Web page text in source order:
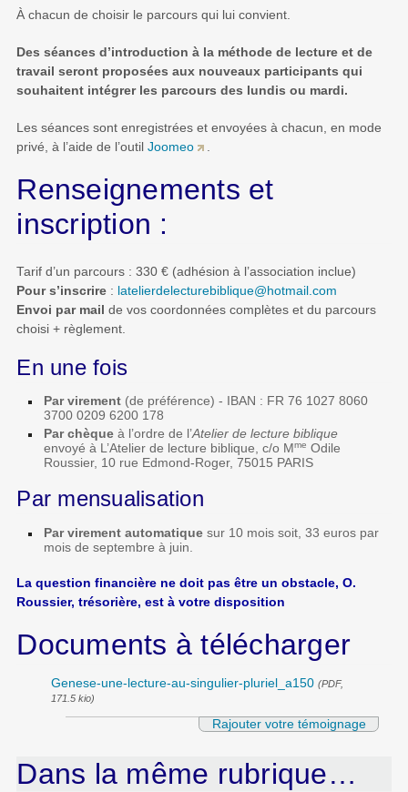
À chacun de choisir le parcours qui lui convient.
Des séances d’introduction à la méthode de lecture et de
travail seront proposées aux nouveaux participants qui
souhaitent intégrer les parcours des lundis ou mardi.
Les séances sont enregistrées et envoyées à chacun, en mode
privé, à l’aide de l’outilJoomeo
Renseignements et
inscription :
Tarif d’un parcours : 330 € (adhésion à l’association inclue)
Pour s’inscrire : latelierdelecturebiblique@ hotmail.com
Envoi par mail de vos coordonnées complètes et du parcours
choisi + règlement.
En une fois
Par virement (de préférence) - IBAN : FR 76 1027 8060
3700 0209 6200 178
Par chèqueà l’ordre de l’Atelier de lecture biblique
envoyé à L’Atelier de lecture biblique, c/o Mme Odile
Roussier, 10 rue Edmond-Roger, 75015 PARIS
Par mensualisation
Par virement automatique sur 10 mois soit, 33 euros par
mois de septembre à juin.
La question financière ne doit pas être un obstacle, O.
Roussier, trésorière, est à votre disposition
Documents à télécharger
Genese-une-lecture-au-singulier-pluriel_a150 (PDF,
171.5 kio)
Rajouter votre témoignage
Dans la même rubrique…